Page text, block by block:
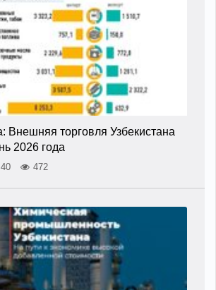
Внешняя торговля Узбекистана
2026 года
472